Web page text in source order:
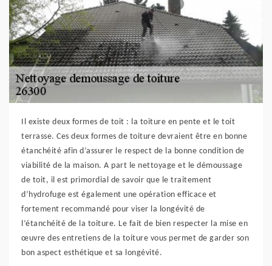
Il existe deux formes de toit : la toiture en pente et le toit
terrasse. Ces deux formes de toiture devraient être en bonne
étanchéité afin d’assurer le respect de la bonne condition de
viabilité de la maison. A part le nettoyage et le démoussage
de toit, il est primordial de savoir que le traitement
d’hydrofuge est également une opération efficace et
fortement recommandé pour viser la longévité de
l’étanchéité de la toiture. Le fait de bien respecter la mise en
œuvre des entretiens de la toiture vous permet de garder son
bon aspect esthétique et sa longévité.